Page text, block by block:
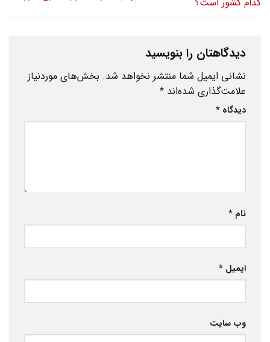
دیدگاهتان را بنویسید
نشانی ایمیل شما منتشر نخواهد شد. بخش‌های موردنیاز
علامت‌گذاری شده‌اند *
دیدگاه *
نام *
ایمیل *
وب‌ سایت